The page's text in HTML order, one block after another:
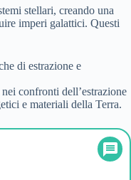
stellari, creando una
imperi galattici. Questi
di estrazione e
confronti dell’estrazione
e materiali della Terra.